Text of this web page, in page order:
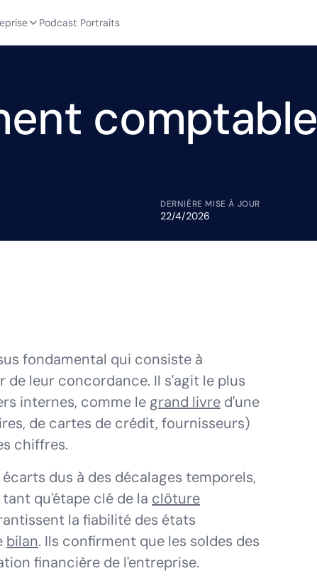
Podcast Portraits
comptable
DERNIÈRE MISE À JOUR
22/4/2026
fondamental qui consiste à
de leur concordance. Il s'agit le plus
internes, comme le grand livre d'une
de cartes de crédit, fournisseurs)
chiffres.
dus à des décalages temporels,
qu'étape clé de la clôture
la fiabilité des états
bilan. Ils confirment que les soldes des
financière de l'entreprise.